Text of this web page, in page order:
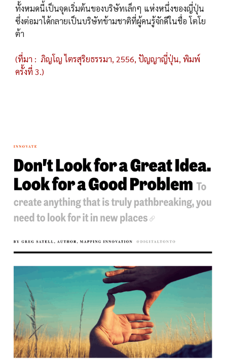
ทั้งหมดนี้เป็นจุดเริ่มต้นของบริษัทเล็กๆ แห่งหนึ่งของญี่ปุ่น
ซึ่งต่อมาได้กลายเป็นบริษัทข้ามชาติที่ผู้คนรู้จักดีในชื่อ โตโย
ต้า
(ที่มา : ภิญโญ ไตรสุริยธรรมา, 2556, ปัญญาญี่ปุ่น, พิมพ์
ครั้งที่ 3.)